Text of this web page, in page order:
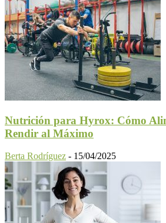
Nutrición para Hyrox: Cómo
Rendir al Máximo
Berta Rodríguez - 15/04/2025